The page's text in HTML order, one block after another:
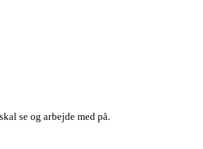
se og arbejde med på.